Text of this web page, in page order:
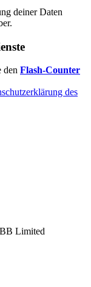
deiner Daten
den Flash-Counter
des
Limited